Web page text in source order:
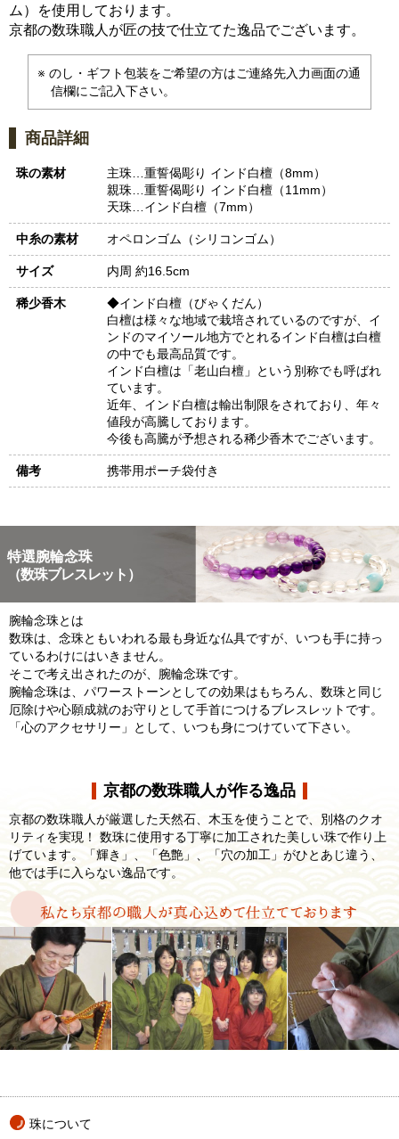
ム）を使用しております。
京都の数珠職人が匠の技で仕立てた逸品でございます。
のし・ギフト包装をご希望の方はご連絡先入力画面の通
信欄にご記入下さい。
商品詳細
珠の素材
主珠…重誓偈彫り インド白檀（8mm）
親珠…重誓偈彫り インド白檀（11mm）
天珠…インド白檀（7mm）
中糸の素材 オペロンゴム（シリコンゴム）
サイズ 内周 約16.5cm
稀少香木
◆インド白檀（びゃくだん）
白檀は様々な地域で栽培されているのですが、イ
ンドのマイソール地方でとれるインド白檀は白檀
の中でも最高品質です。
インド白檀は「老山白檀」という別称でも呼ばれ
ています。
近年、インド白檀は輸出制限をされており、年々
値段が高騰しております。
今後も高騰が予想される稀少香木でございます。
備考 携帯用ポーチ袋付き
特選腕輪念珠
（数珠ブレスレット）
腕輪念珠とは
数珠は、念珠ともいわれる最も身近な仏具ですが、いつも手に持っ
ているわけにはいきません。
そこで考え出されたのが、腕輪念珠です。
腕輪念珠は、パワーストーンとしての効果はもちろん、数珠と同じ
厄除けや心願成就のお守りとして手首につけるブレスレットです。
「心のアクセサリー」として、いつも身につけていて下さい。
京都の数珠職人が作る逸品
京都の数珠職人が厳選した天然石、木玉を使うことで、別格のクオ
リティを実現！ 数珠に使用する丁寧に加工された美しい珠で作り上
げています。「輝き」、「色艶」、「穴の加工」がひとあじ違う、
他では手に入らない逸品です。
珠について